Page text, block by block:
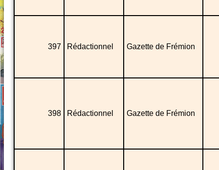
397 Rédactionnel Gazette de Frémion
398 Rédactionnel Gazette de Frémion